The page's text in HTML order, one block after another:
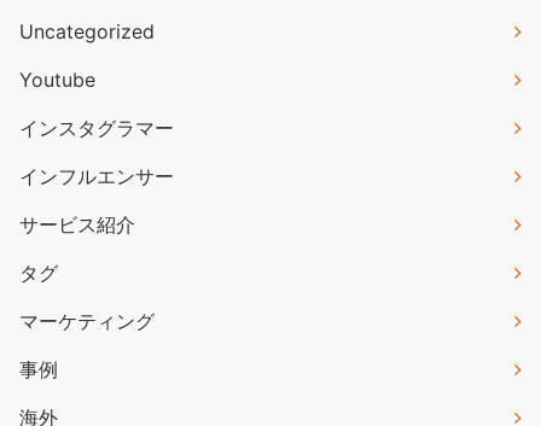
Uncategorized
Youtube
インスタグラマー
インフルエンサー
サービス紹介
タグ
マーケティング
事例
海外